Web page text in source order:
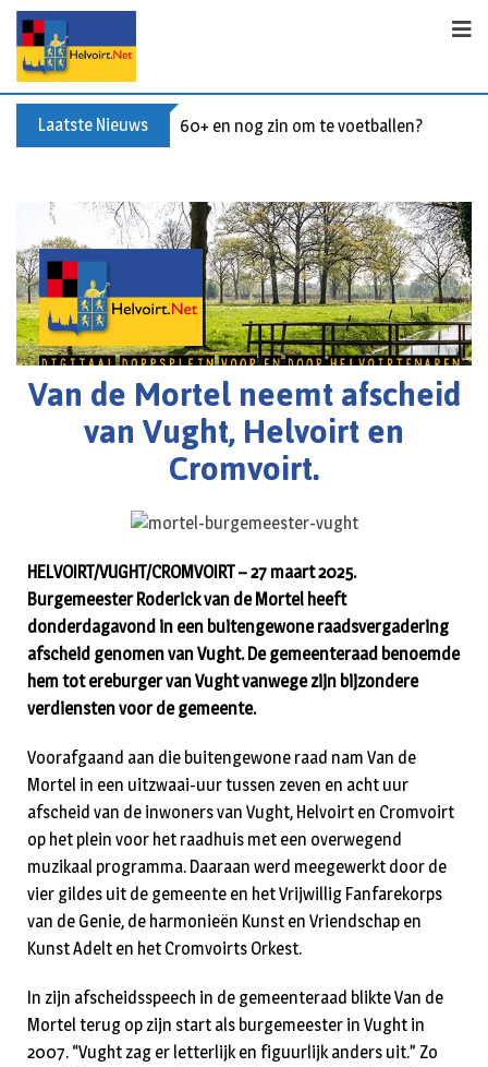
Laatste Nieuws Buxusplanten in brand in Biezenmortel,
Van de Mortel neemt afscheid
van Vught, Helvoirt en
Cromvoirt.
HELVOIRT/VUGHT/CROMVOIRT – 27 maart 2025.
Burgemeester Roderick van de Mortel heeft
donderdagavond in een buitengewone raadsvergadering
afscheid genomen van Vught. De gemeenteraad benoemde
hem tot ereburger van Vught vanwege zijn bijzondere
verdiensten voor de gemeente.
Voorafgaand aan die buitengewone raad nam Van de
Mortel in een uitzwaai-uur tussen zeven en acht uur
afscheid van de inwoners van Vught, Helvoirt en Cromvoirt
op het plein voor het raadhuis met een overwegend
muzikaal programma. Daaraan werd meegewerkt door de
vier gildes uit de gemeente en het Vrijwillig Fanfarekorps
van de Genie, de harmonieën Kunst en Vriendschap en
Kunst Adelt en het Cromvoirts Orkest.
In zijn afscheidsspeech in de gemeenteraad blikte Van de
Mortel terug op zijn start als burgemeester in Vught in
2007. “Vught zag er letterlijk en figuurlijk anders uit.” Zo